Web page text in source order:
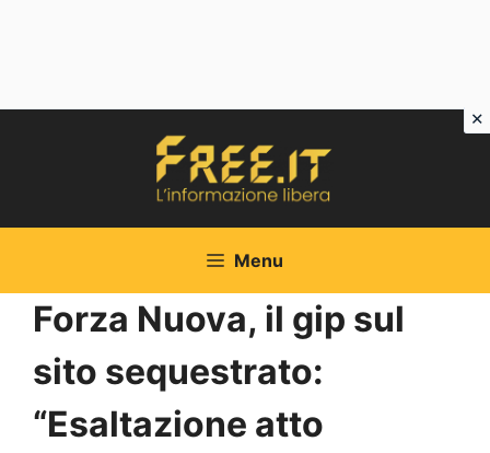
Menu
Forza Nuova, il gip sul
sito sequestrato:
“Esaltazione atto